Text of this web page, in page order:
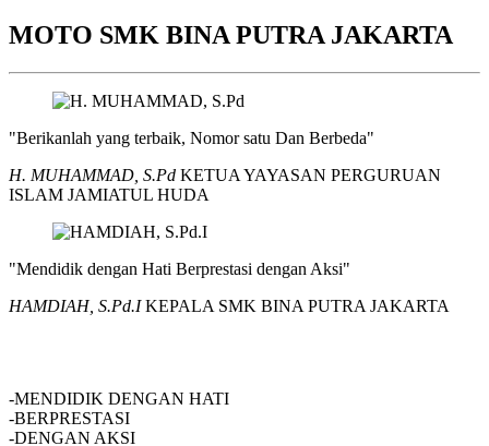
MOTO SMK BINA PUTRA JAKARTA
"Berikanlah yang terbaik, Nomor satu Dan Berbeda"
H. MUHAMMAD, S.Pd KETUA YAYASAN PERGURUAN
ISLAM JAMIATUL HUDA
"Mendidik dengan Hati Berprestasi dengan Aksi"
HAMDIAH, S.Pd.IKEPALA SMK BINA PUTRA JAKARTA
-MENDIDIK DENGAN HATI
-BERPRESTASI
-DENGAN AKSI